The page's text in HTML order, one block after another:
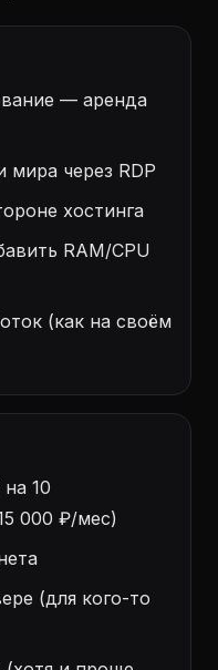
— аренда
мира через RDP
хостинга
RAM/CPU
(как на своём
10
000 ₽/мес)
(для кого-то